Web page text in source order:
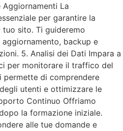
Aggiornamenti La
per garantire la
tuo sito. Ti guideremo
backup e
5. Analisi dei Dati Impara a
per monitorare il traffico del
permette di comprendere
utenti e ottimizzare le
Continuo Offriamo
la formazione iniziale.
alle tue domande e